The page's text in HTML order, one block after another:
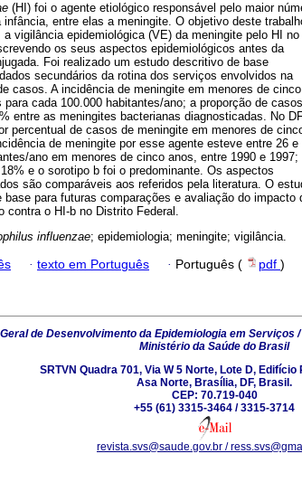
(HI) foi o agente etiológico responsável pelo maior
entre elas a meningite. O objetivo deste
vigilância epidemiológica (VE) da meningite pelo HI no
os seus aspectos epidemiológicos antes da
Foi realizado um estudo descritivo de base
secundários da rotina dos serviços envolvidos na
casos. A incidência de meningite em menores de
para cada 100.000 habitantes/ano; a proporção de
entre as meningites bacterianas diagnosticadas. No
percentual de casos de meningite em menores de
de meningite por esse agente esteve entre 26 e
ano em menores de cinco anos, entre 1990 e 1997;
e o sorotipo b foi o predominante. Os aspectos
são comparáveis aos referidos pela literatura. O
base para futuras comparações e avaliação do impacto
contra o HI-b no Distrito Federal.
influenzae; epidemiologia; meningite; vigilância.
· texto em Português · Português ( pdf )
de Desenvolvimento da Epidemiologia em Serviços
Ministério da Saúde do Brasil
SRTVN Quadra 701, Via W 5 Norte, Lote D, Edifício
Asa Norte, Brasília, DF, Brasil.
CEP: 70.719-040
+55 (61) 3315-3464 / 3315-3714
revista.svs@saude.gov.br /